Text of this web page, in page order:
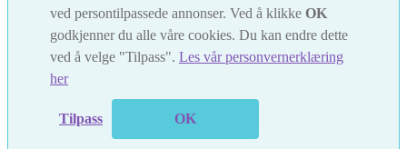
ved persontilpassede annonser. Ved å klikke OK
godkjenner du alle våre cookies. Du kan endre dette
ved å velge "Tilpass". Les vår personvernerklæring
her
Tilpass OK